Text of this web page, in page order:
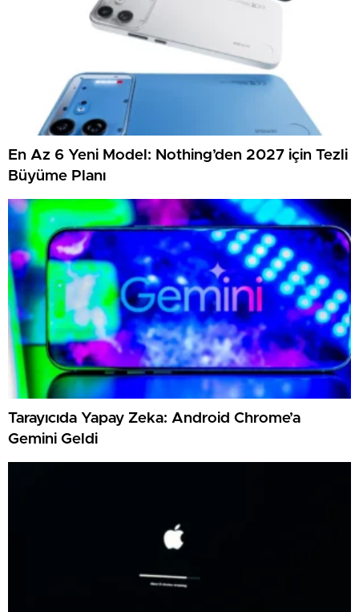
En Az 6 Yeni Model: Nothing’den 2027 için Tezli
Büyüme Planı
Tarayıcıda Yapay Zeka: Android Chrome’a
Gemini Geldi